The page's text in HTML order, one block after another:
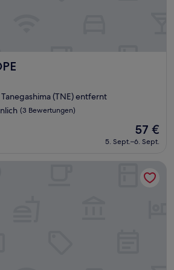
(TNE) entfernt
(3 Bewertungen)
Der
Preis
beträgt
57 €
5. Sept.–6. Sept.